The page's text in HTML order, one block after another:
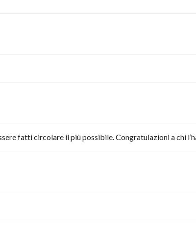
fatti circolare il più possibile. Congratulazioni a chi